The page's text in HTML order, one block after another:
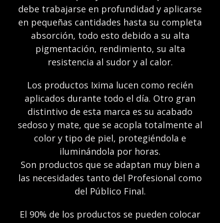
debe trabajarse en profundidad y aplicarse
en pequeñas cantidades hasta su completa
absorción, todo esto debido a su alta
pigmentación, rendimiento, su alta
resistencia al sudor y al calor.
Los productos Ixima lucen como recién
aplicados durante todo el día. Otro gran
distintivo de esta marca es su acabado
sedoso y mate, que se acopla totalmente al
color y tipo de piel, protegiéndola e
iluminándola por horas.
Son productos que se adaptan muy bien a
las necesidades tanto del Profesional como
del Público Final.
El 90% de los productos se pueden colocar